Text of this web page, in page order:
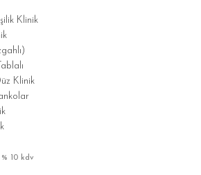
Klinik
Klinik
% 10 kdv